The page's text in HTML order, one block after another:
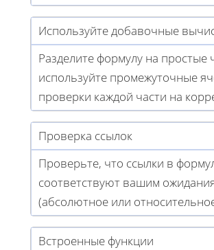
Используйте добавочные
Разделите формулу на простые
используйте промежуточные
проверки каждой части на
Проверка ссылок
Проверьте, что ссылки в
соответствуют вашим
(абсолютное или
Встроенные функции